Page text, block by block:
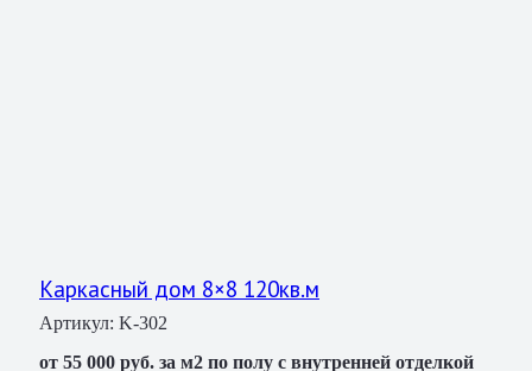
Каркасный дом 8×8 120кв.м
Артикул: K-302
от 55 000 руб. за м2 по полу с внутренней отделкой